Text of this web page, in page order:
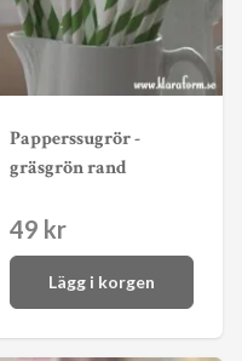
Papperssugrör -
gräsgrön rand
49 kr
Lägg i korgen